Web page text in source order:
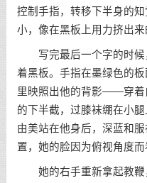
控制手指，转移下半身的
小，像在黑板上用力挤出来
写完最后一个字的时候
着黑板。手指在墨绿色的
里映照出他的背影——穿着
的下半截，过膝袜绷在小
由美站在他身后，深蓝和
置，她的脸因为俯视角度而
她的右手重新拿起教鞭